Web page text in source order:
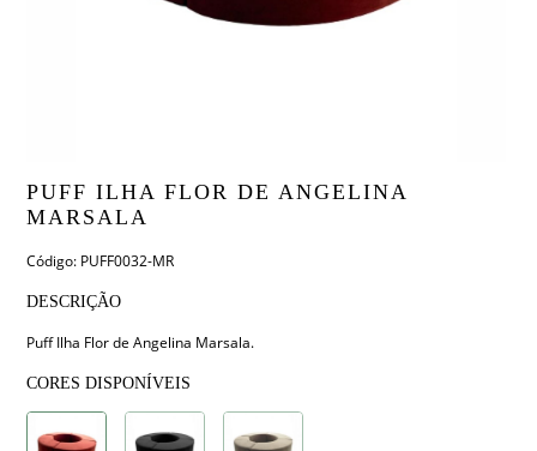
PUFF ILHA FLOR DE ANGELINA
MARSALA
Código: PUFF0032-MR
DESCRIÇÃO
Puff Ilha Flor de Angelina Marsala.
CORES DISPONÍVEIS